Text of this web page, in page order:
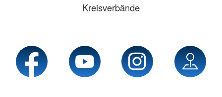
Kreisverbände